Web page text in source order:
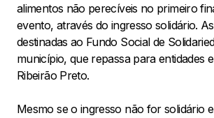
alimentos não perecíveis no primeiro
evento, através do ingresso solidário.
destinadas ao Fundo Social de
município, que repassa para entidades
Ribeirão Preto.
Mesmo se o ingresso não for solidário